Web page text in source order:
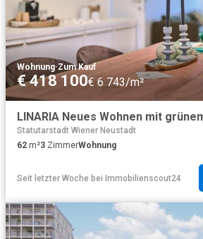
Wohnung·Zum Kauf
€ 418 100€ 6 743/m²
Statutarstadt Wiener Neustadt
62 m²3 ZimmerWohnung
Seit letzter Woche bei Immobilienscout24